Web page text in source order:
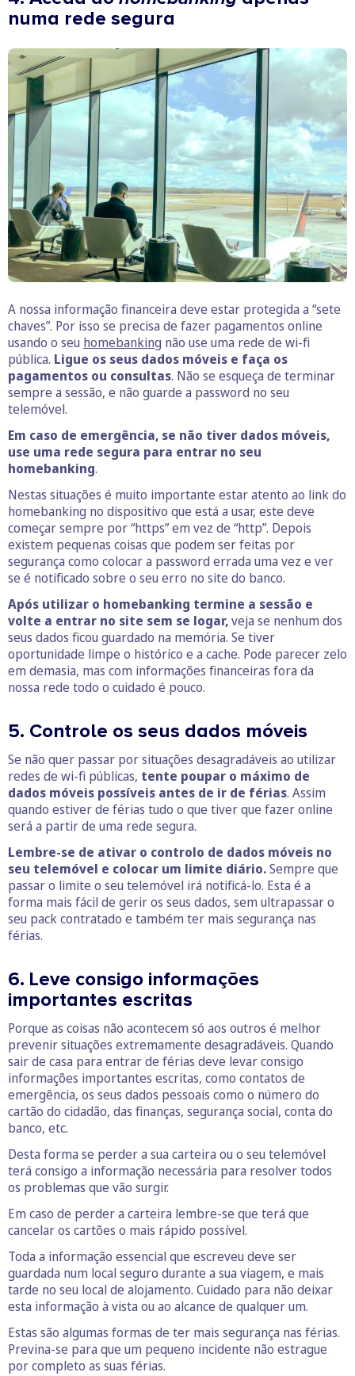
numa rede segura
A nossa informação financeira deve estar protegida a “sete
chaves”. Por isso se precisa de fazer pagamentos online
usando o seu homebanking não use uma rede de wi-fi
pública. Ligue os seus dados móveis e faça os
pagamentos ou consultas. Não se esqueça de terminar
sempre a sessão, e não guarde a password no seu
telemóvel.
Em caso de emergência, se não tiver dados móveis,
use uma rede segura para entrar no seu
homebanking.
Nestas situações é muito importante estar atento ao link do
homebanking no dispositivo que está a usar, este deve
começar sempre por “https” em vez de “http”. Depois
existem pequenas coisas que podem ser feitas por
segurança como colocar a password errada uma vez e ver
se é notificado sobre o seu erro no site do banco.
Após utilizar o homebanking termine a sessão e
volte a entrar no site sem se logar,veja se nenhum dos
seus dados ficou guardado na memória. Se tiver
oportunidade limpe o histórico e a cache. Pode parecer zelo
em demasia, mas com informações financeiras fora da
nossa rede todo o cuidado é pouco.
5. Controle os seus dados móveis
Se não quer passar por situações desagradáveis ao utilizar
redes de wi-fi públicas, tente poupar o máximo de
dados móveis possíveis antes de ir de férias. Assim
quando estiver de férias tudo o que tiver que fazer online
será a partir de uma rede segura.
Lembre-se de ativar o controlo de dados móveis no
seu telemóvel e colocar um limite diário.Sempre que
passar o limite o seu telemóvel irá notificá-lo. Esta é a
forma mais fácil de gerir os seus dados, sem ultrapassar o
seu pack contratado e também ter mais segurança nas
férias.
6. Leve consigo informações
importantes escritas
Porque as coisas não acontecem só aos outros é melhor
prevenir situações extremamente desagradáveis. Quando
sair de casa para entrar de férias deve levar consigo
informações importantes escritas, como contatos de
emergência, os seus dados pessoais como o número do
cartão do cidadão, das finanças, segurança social, conta do
banco, etc.
Desta forma se perder a sua carteira ou o seu telemóvel
terá consigo a informação necessária para resolver todos
os problemas que vão surgir.
Em caso de perder a carteira lembre-se que terá que
cancelar os cartões o mais rápido possível.
Toda a informação essencial que escreveu deve ser
guardada num local seguro durante a sua viagem, e mais
tarde no seu local de alojamento. Cuidado para não deixar
esta informação à vista ou ao alcance de qualquer um.
Estas são algumas formas de ter mais segurança nas férias.
Previna-se para que um pequeno incidente não estrague
por completo as suas férias.